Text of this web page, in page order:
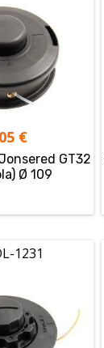
€
GT32
Ø 109
1231